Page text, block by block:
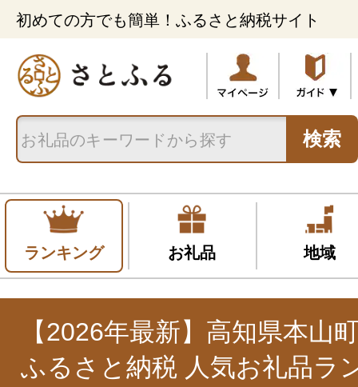
初めての方でも簡単！ふるさと納税サイト
検索
ランキング お礼品 地域
【2026年最新】高知県本山
ふるさと納税 人気お礼品ラ